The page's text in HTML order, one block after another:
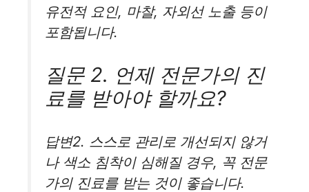
유전적 요인, 마찰, 자외선 노출 등이
포함됩니다.
질문 2. 언제 전문가의 진
료를 받아야 할까요?
답변2. 스스로 관리로 개선되지 않거
나 색소 침착이 심해질 경우, 꼭 전문
가의 진료를 받는 것이 좋습니다.